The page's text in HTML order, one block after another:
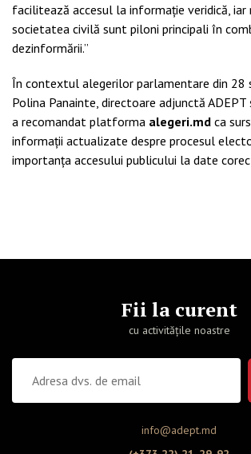
facilitează accesul la informație veridică, iar
societatea civilă sunt piloni principali în
dezinformării.”
În contextul alegerilor parlamentare din 28
Polina Panainte, directoare adjunctă ADEPT
a recomandat platforma alegeri.md ca
informații actualizate despre procesul
importanța accesului publicului la date
Fii la curent
cu activitățile noastre
info@adept.md